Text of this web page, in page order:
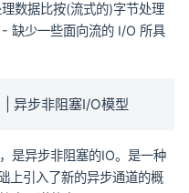
数据比按(流式的)字节处理
缺少一些面向流的 I/O 所具
异步非阻塞I/O模型
是异步非阻塞的IO。是一种
上引入了新的异步通道的概